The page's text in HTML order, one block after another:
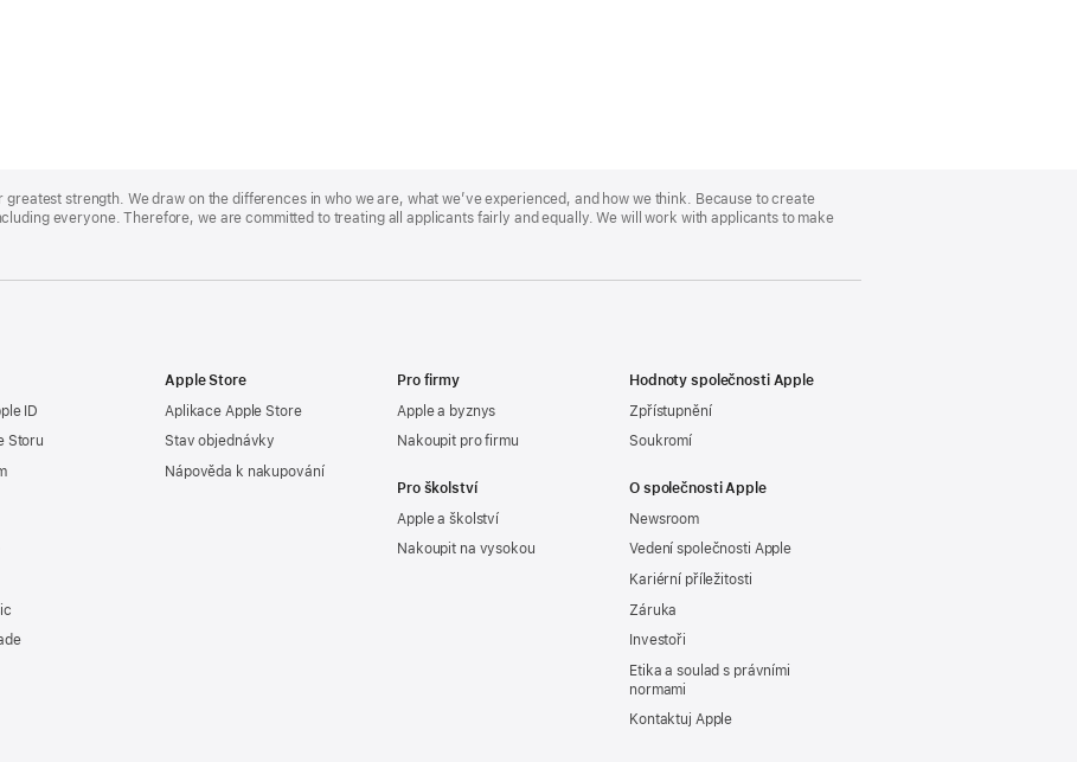
greatest strength. We draw on the differences in who we are, what we’ve experienced, and how we think. Because to create
everyone. Therefore, we are committed to treating all applicants fairly and equally. We will work with applicants to make
ID
Storu
Apple Store
Aplikace Apple Store
Stav objednávky
Nápověda k nakupování
Pro firmy
Apple a byznys
Nakoupit pro firmu
Pro školství
Apple a školství
Nakoupit na vysokou
Hodnoty společnosti Apple
Zpřístupnění
Soukromí
O společnosti Apple
Newsroom
Vedení společnosti Apple
Kariérní příležitosti
Záruka
Investoři
Etika a soulad s právními
normami
Kontaktuj Apple